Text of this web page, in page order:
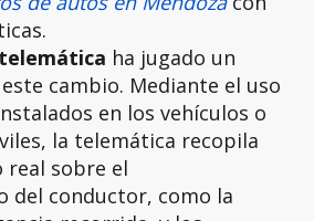
telemática ha jugado un
cambio. Mediante el uso
en los vehículos o
la telemática recopila
real sobre el
del conductor, como la